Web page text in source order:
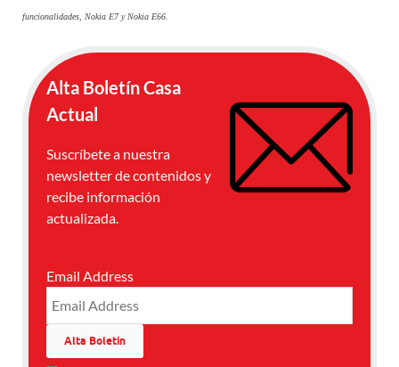
funcionalidades, Nokia E7 y Nokia E66.
Alta Boletín Casa
Actual
Suscríbete a nuestra
newsletter de contenidos y
recibe información
actualizada.
Email Address